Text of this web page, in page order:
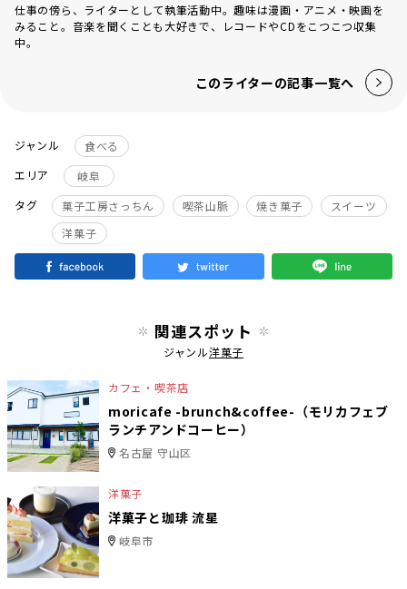
仕事の傍ら、ライターとして執筆活動中。趣味は漫画・アニメ・映画を
みること。音楽を聞くことも大好きで、レコードやCDをこつこつ収集
中。
このライターの記事一覧へ
ジャンル
食べる
エリア
岐阜
タグ
菓子工房さっちん 喫茶山脈 焼き菓子
スイーツ
洋菓子
関連スポット
ジャンル洋菓子
カフェ・喫茶店
moricafe -brunch&coffee-（モリカフェブ
ランチアンドコーヒー）
名古屋 守山区
洋菓子
洋菓子と珈琲 流星
岐阜市